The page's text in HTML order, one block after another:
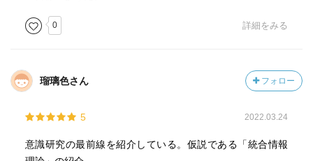
0 詳細をみる
瑠璃色さん フォロー
5 2022.03.24
意識研究の最前線を紹介している。仮説である「統合情報